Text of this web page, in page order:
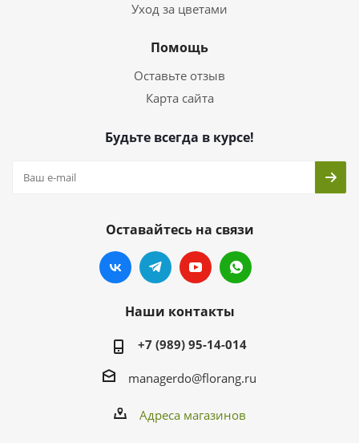
Уход за цветами
Помощь
Оставьте отзыв
Карта сайта
Будьте всегда в курсе!
Оставайтесь на связи
Наши контакты
+7 (989) 95-14-014
managerdo@florang.ru
Адреса магазинов